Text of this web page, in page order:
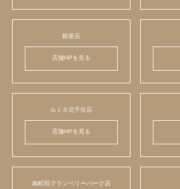
銀座店
店舗HPを見る
ルミネ北千住店
店舗HPを見る
南町田グランベリーパーク店